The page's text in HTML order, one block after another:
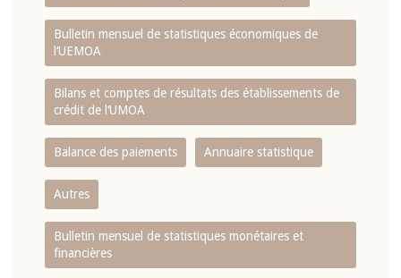
Bulletin mensuel de statistiques économiques de
l‘UEMOA
Bilans et comptes de résultats des établissements de
crédit de l‘UMOA
Balance des paiements Annuaire statistique
Autres
Bulletin mensuel de statistiques monétaires et
financières